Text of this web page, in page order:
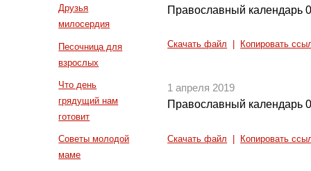
Друзья
милосердия
Песочница для
взрослых
Что день
грядущий нам
готовит
Советы молодой
маме
Православный календарь
Скачать файл Копировать
1 апреля 2019
Православный календарь
Скачать файл Копировать